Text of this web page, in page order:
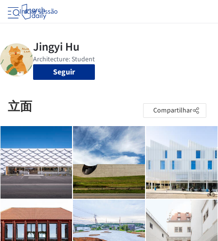
Iniciar sessão
Seguir
立面 Compartilhar